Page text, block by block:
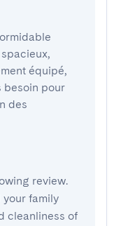
équipé,
besoin pour
des
review.
family
cleanliness of